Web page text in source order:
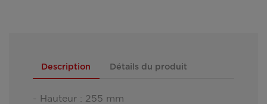
Description Détails du produit
- Hauteur : 255 mm